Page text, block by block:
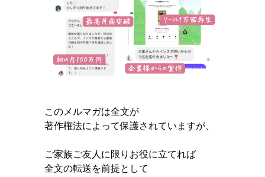
このメルマガは全文が
著作権法によって保護されていますが、
ご家族ご友人に限りお役に立てれば
全文の転送を前提として